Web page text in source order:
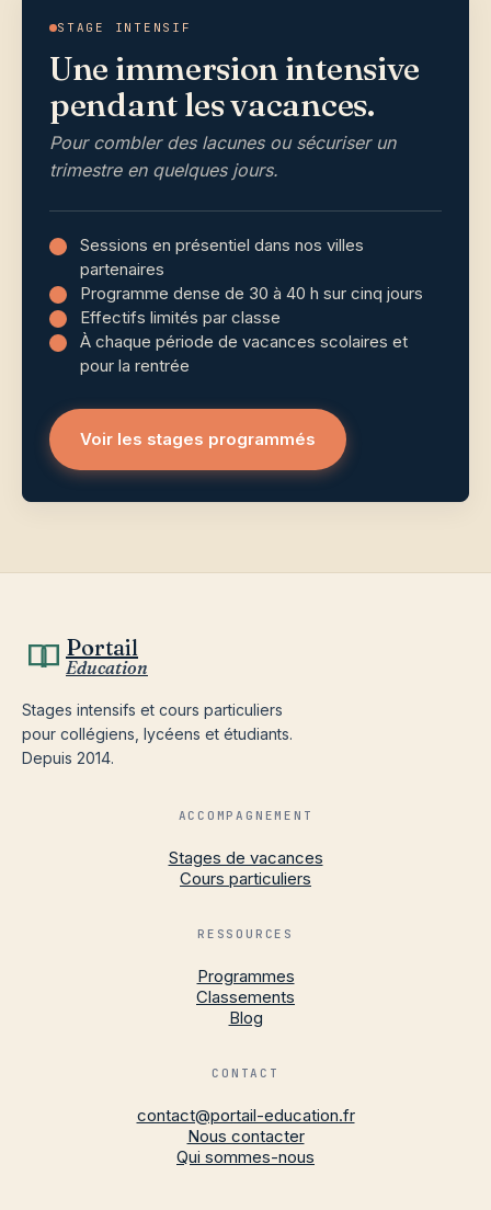
STAGE INTENSIF
Une immersion intensive
pendant les vacances.
Pour combler des lacunes ou sécuriser un
trimestre en quelques jours.
Sessions en présentiel dans nos villes
partenaires
Programme dense de 30 à 40 h sur cinq jours
Effectifs limités par classe
À chaque période de vacances scolaires et
pour la rentrée
Voir les stages programmés
Portail
Education
Stages intensifs et cours particuliers
pour collégiens, lycéens et étudiants.
Depuis 2014.
ACCOMPAGNEMENT
Stages de vacances
Cours particuliers
RESSOURCES
Programmes
Classements
Blog
CONTACT
contact@portail-education.fr
Nous contacter
Qui sommes-nous